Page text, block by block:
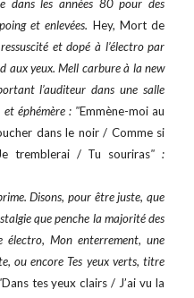
dans les années 80 pour des
et enlevées. Hey, Mort de
ressuscité et dopé à l’électro par
aux yeux. Mell carbure à la new
l’auditeur dans une salle
et éphémère : "Emmène-moi au
dans le noir / Comme si
tremblerai / Tu souriras" :
Disons, pour être juste, que
que penche la majorité des
électro, Mon enterrement, une
ou encore Tes yeux verts, titre
Dans tes yeux clairs / J’ai vu la